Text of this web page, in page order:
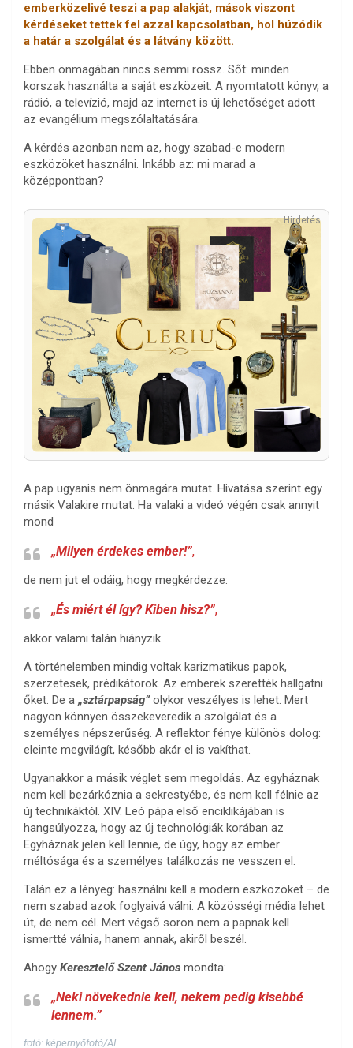
emberközelivé teszi a pap alakját, mások viszont
kérdéseket tettek fel azzal kapcsolatban, hol húzódik
a határ a szolgálat és a látvány között.
Ebben önmagában nincs semmi rossz. Sőt: minden
korszak használta a saját eszközeit. A nyomtatott könyv, a
rádió, a televízió, majd az internet is új lehetőséget adott
az evangélium megszólaltatására.
A kérdés azonban nem az, hogy szabad-e modern
eszközöket használni. Inkább az: mi marad a
középpontban?
Hirdetés
A pap ugyanis nem önmagára mutat. Hivatása szerint egy
másik Valakire mutat. Ha valaki a videó végén csak annyit
mond
„Milyen érdekes ember!”,
de nem jut el odáig, hogy megkérdezze:
„És miért él így? Kiben hisz?”,
akkor valami talán hiányzik.
A történelemben mindig voltak karizmatikus papok,
szerzetesek, prédikátorok. Az emberek szerették hallgatni
őket. De a „sztárpapság”olykor veszélyes is lehet. Mert
nagyon könnyen összekeveredik a szolgálat és a
személyes népszerűség. A reflektor fénye különös dolog:
eleinte megvilágít, később akár el is vakíthat.
Ugyanakkor a másik véglet sem megoldás. Az egyháznak
nem kell bezárkóznia a sekrestyébe, és nem kell félnie az
új technikáktól. XIV. Leó pápa első enciklikájában is
hangsúlyozza, hogy az új technológiák korában az
Egyháznak jelen kell lennie, de úgy, hogy az ember
méltósága és a személyes találkozás ne vesszen el.
Talán ez a lényeg: használni kell a modern eszközöket – de
nem szabad azok foglyaivá válni. A közösségi média lehet
út, de nem cél. Mert végső soron nem a papnak kell
ismertté válnia, hanem annak, akiről beszél.
Ahogy Keresztelő Szent János mondta:
„Neki növekednie kell, nekem pedig kisebbé
lennem.”
fotó: képernyőfotó/AI